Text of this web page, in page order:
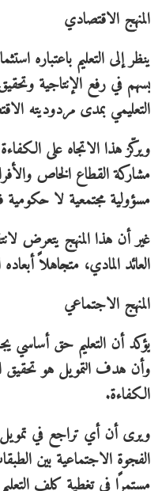
المنهج الاقتصادي
ينظر إلى التعليم باعتباره
يسهم في رفع الإنتاجية
التعليمي بمدى مردوديته
ويركّز هذا الاتجاه على
مشاركة القطاع الخاص
مسؤولية مجتمعية لا
غير أن هذا المنهج يتعرض
العائد المادي، متجاهلاً
المنهج الاجتماعي
يؤكد أن التعليم حق أساسي
وأن هدف التمويل هو تحقيق
الكفاءة.
ويرى أن أي تراجع في تمويل
الفجوة الاجتماعية بين